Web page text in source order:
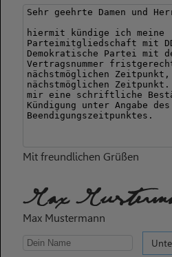
Mit freundlichen Grüßen
Max
Max Mustermann